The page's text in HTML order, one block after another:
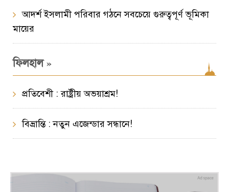
আদর্শ ইসলামী পরিবার গঠনে সবচেয়ে গুরুত্বপূর্ণ ভূমিকা
মায়ের
ফিলহাল»
প্রতিবেশী : রাষ্ট্রীয় অভয়াশ্রম!
বিভ্রান্তি : নতুন এজেন্ডার সন্ধানে!